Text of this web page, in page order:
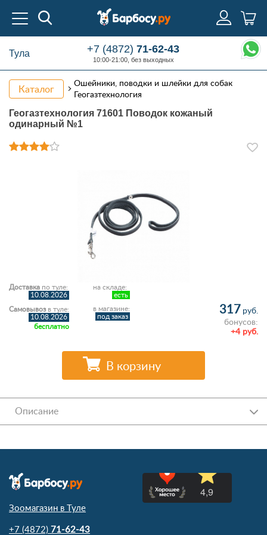
Тула +7 (4872)71-62-43
10:00-21:00, без выходных
Каталог
Ошейники, поводки и шлейки для собак
Геогазтехнология
Геогазтехнология 71601 Поводок кожаный
одинарный №1
на складе:
есть
в магазине:
под заказ
Доставка по туле:
10.08.2026
Самовывозв туле:
10.08.2026
бесплатно
317 руб.
бонусов:
+4 руб.
В корзину
Описание
Зоомагазин в Туле
+7 (4872) 71-62-43